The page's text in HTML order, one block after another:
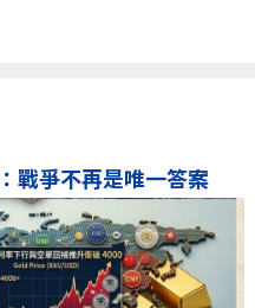
戰爭不再是唯一答案